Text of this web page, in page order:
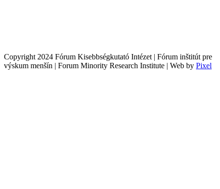
Copyright 2024 Fórum Kisebbségkutató Intézet | Fórum inštitút pre
výskum menšín | Forum Minority Research Institute | Web by Pixel